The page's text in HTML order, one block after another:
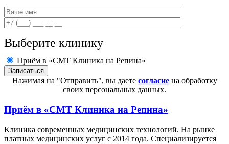
Выберите клинику
Приём в «СМТ Клиника на Репина»
Нажимая на "Отправить", вы даете согласиена обработку
своих персональных данных.
Приём в «СМТ Клиника на Репина»
Клиника современных медицинских технологий. На рынке
платных медицинских услуг с 2014 года. Специализируется